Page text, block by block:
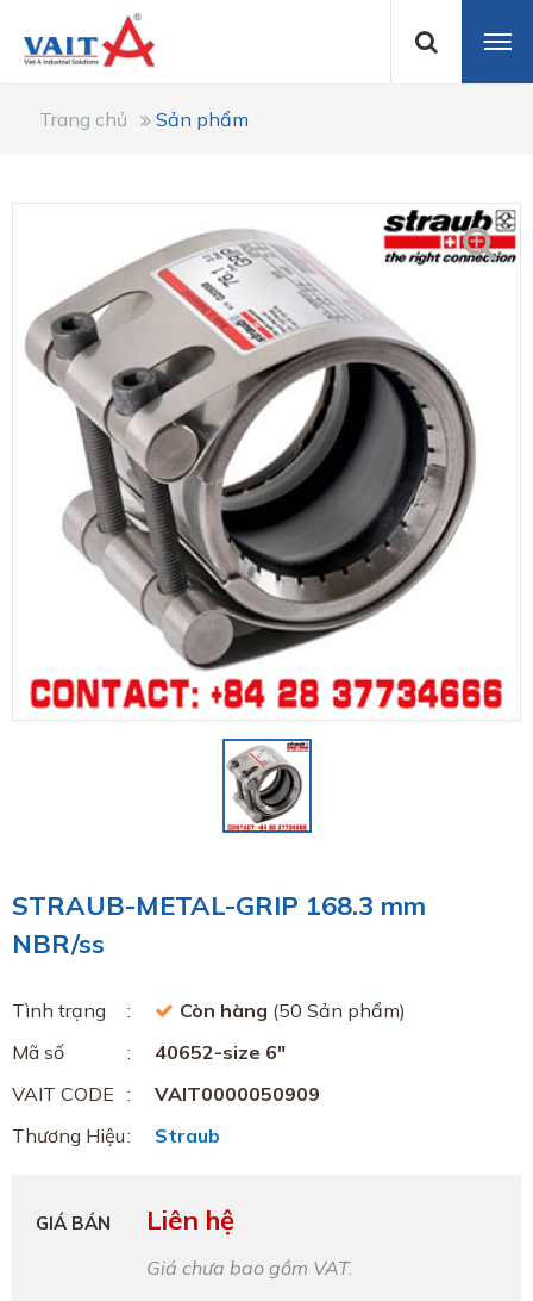
Trang chủ Sản phẩm
STRAUB-METAL-GRIP 168.3 mm
NBR/ss
Tình trạng Còn hàng (50 Sản phẩm)
Mã số
40652-size 6"
VAIT CODE
VAIT0000050909
Thương Hiệu
Straub
GIÁ BÁN Liên hệ
Giá chưa bao gồm VAT.